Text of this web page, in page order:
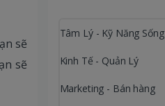
sẽ
sẽ
Tâm Lý - Kỹ Năng Sống
Kinh Tế - Quản Lý
Marketing - Bán hàng